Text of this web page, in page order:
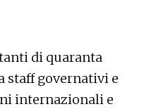
di quaranta
staff governativi e
internazionali e